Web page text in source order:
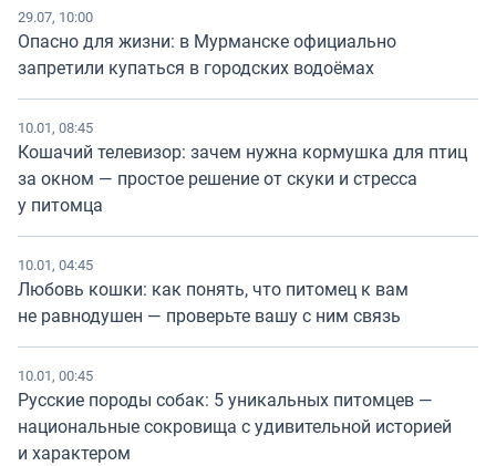
29.07, 10:00
Опасно для жизни: в Мурманске официально
запретили купаться в городских водоёмах
10.01, 08:45
Кошачий телевизор: зачем нужна кормушка для птиц
за окном — простое решение от скуки и стресса
у питомца
10.01, 04:45
Любовь кошки: как понять, что питомец к вам
не равнодушен — проверьте вашу с ним связь
10.01, 00:45
Русские породы собак: 5 уникальных питомцев —
национальные сокровища с удивительной историей
и характером